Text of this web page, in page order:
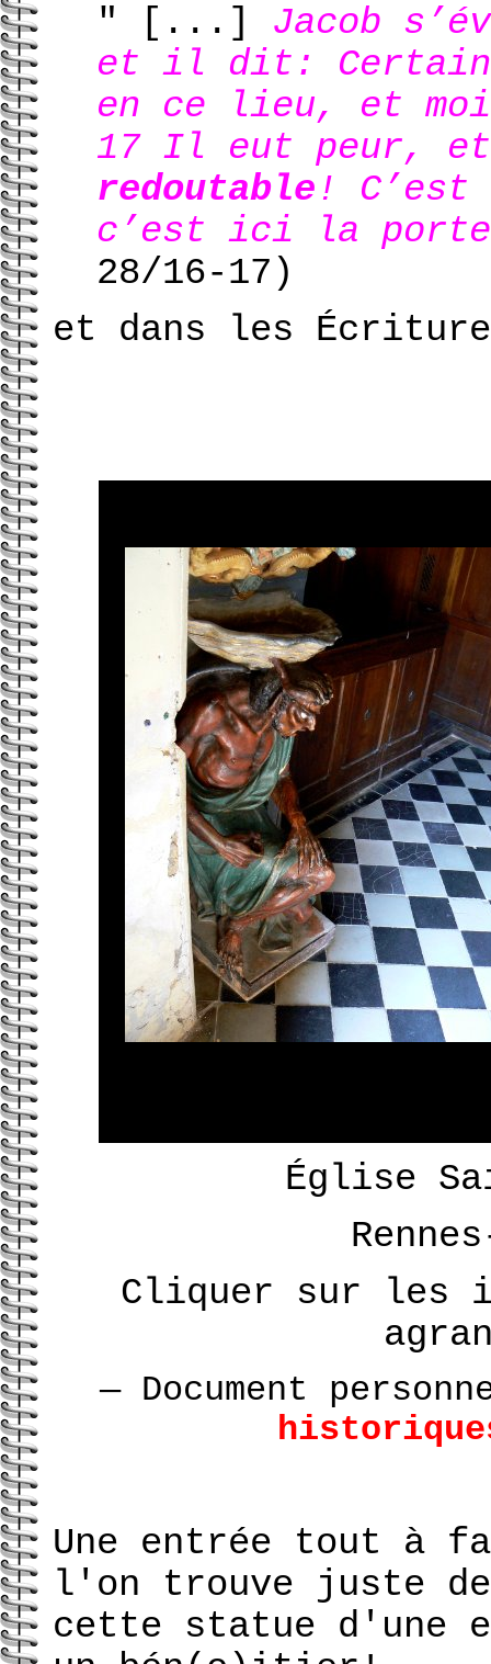
" [...] Jacob
et il dit:
en ce lieu, et
17 Il eut peur,
redoutable !
c’est ici la
28/16-17)
et dans les
Église
Cliquer sur les
— Document
Une entrée tout à
l'on trouve juste
cette statue d'une